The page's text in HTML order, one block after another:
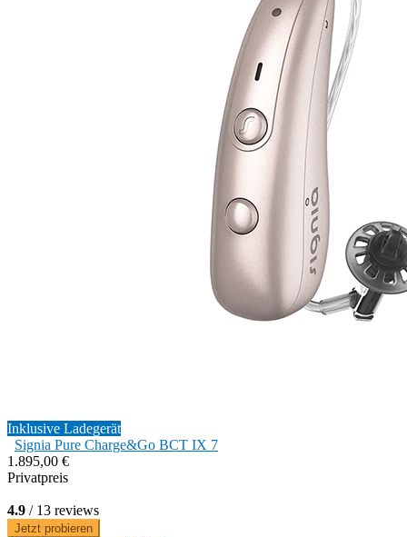
Inklusive Ladegerät
Signia Pure Charge&Go BCT IX 7
1.895,00 €
Privatpreis
4.9 / 13 reviews
Jetzt probieren